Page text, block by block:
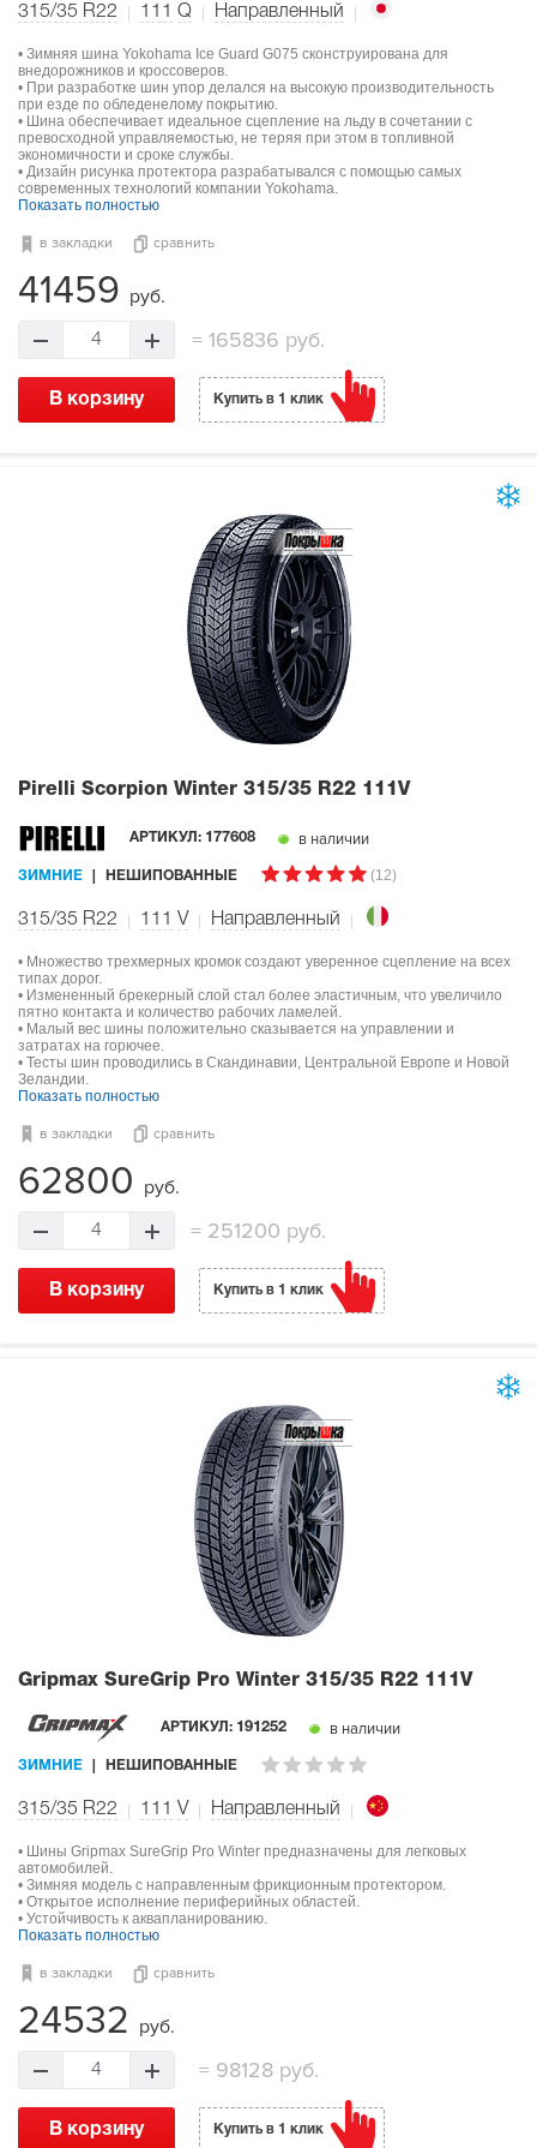
315/35 R22 111 Q Направленный
• Зимняя шина Yokohama Ice Guard G075 сконструирована для
внедорожников и кроссоверов.
• При разработке шин упор делался на высокую производительность
при езде по обледенелому покрытию.
• Шина обеспечивает идеальное сцепление на льду в сочетании с
превосходной управляемостью, не теряя при этом в топливной
экономичности и сроке службы.
• Дизайн рисунка протектора разрабатывался с помощью самых
современных технологий компании Yokohama.
Показать полностью
в закладки сравнить
41459 руб.
4 = 165836 руб.
В корзину Купить в 1 клик
Pirelli Scorpion Winter 315/35 R22 111V
АРТИКУЛ: 177608 в наличии
ЗИМНИЕ НЕШИПОВАННЫЕ (12)
315/35 R22 111 V Направленный
• Множество трехмерных кромок создают уверенное сцепление на всех
типах дорог.
• Измененный брекерный слой стал более эластичным, что увеличило
пятно контакта и количество рабочих ламелей.
• Малый вес шины положительно сказывается на управлении и
затратах на горючее.
• Тесты шин проводились в Скандинавии, Центральной Европе и Новой
Зеландии.
Показать полностью
в закладки сравнить
62800 руб.
4 = 251200 руб.
В корзину Купить в 1 клик
Gripmax SureGrip Pro Winter 315/35 R22 111V
АРТИКУЛ: 191252 в наличии
ЗИМНИЕ НЕШИПОВАННЫЕ
315/35 R22 111 V Направленный
• Шины Gripmax SureGrip Pro Winter предназначены для легковых
автомобилей.
• Зимняя модель с направленным фрикционным протектором.
• Открытое исполнение периферийных областей.
• Устойчивость к аквапланированию.
Показать полностью
в закладки сравнить
24532 руб.
4 =98128 руб.
В корзину Купить в 1 клик